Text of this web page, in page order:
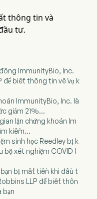
thông tin và
tư.
ImmunityBio, Inc.
để biết thông tin về vụ k
ImmunityBio, Inc. là
giảm 21%...
lận chứng khoán Im
kiếm...
sinh học Reedley bị k
xét nghiệm COVID l
bị mất tiền khi đầu t
LLP để biết thôn
bạn